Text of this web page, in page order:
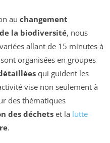
au changement
la biodiversité, nous
allant de 15 minutes à
organisées en groupes
qui guident les
vise non seulement à
des thématiques
des déchets et la lutte
.